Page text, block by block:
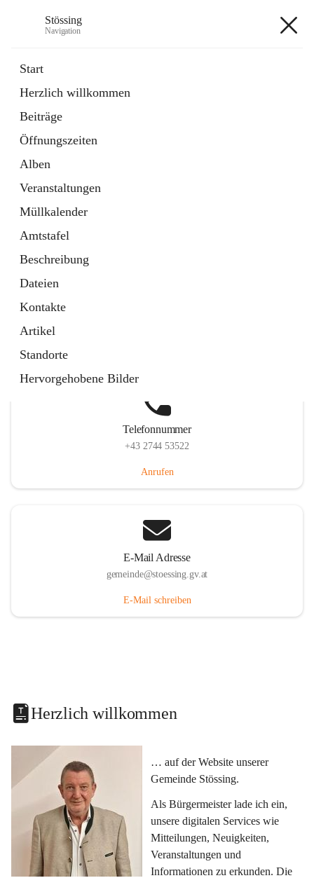
Stössing
Navigation
Start
Herzlich willkommen
Beiträge
Öffnungszeiten
Alben
Veranstaltungen
Müllkalender
Amtstafel
Beschreibung
Dateien
Kontakte
Artikel
Standorte
Hervorgehobene Bilder
Datei
in
Tab
Kindergarten
öffnet
in
neuem
Tab
Telefonnummer
+43 2744 53522
Anrufen
E-Mail Adresse
gemeinde@stoessing.gv.at
E-Mail schreiben
Herzlich willkommen
… auf der Website unserer
Gemeinde Stössing.
Als Bürgermeister lade ich ein,
unsere digitalen Services wie
Mitteilungen, Neuigkeiten,
Veranstaltungen und
Informationen zu erkunden. Die